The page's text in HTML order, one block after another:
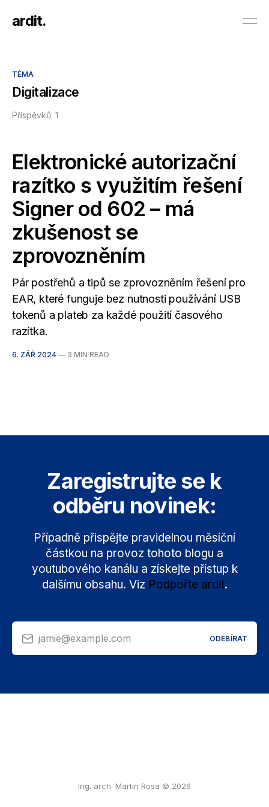
ardit.
TÉMA
Digitalizace
Příspěvků: 1
Elektronické autorizační
razítko s využitím řešení
Signer od 602 – má
zkušenost se
zprovozněním
Pár postřehů a tipů se zprovozněním řešení pro
EAR, které funguje bez nutnosti používání USB
tokenů a plateb za každé použití časového
razítka.
6. ZÁŘ 2024 — 3 MIN READ
Zaregistrujte se k
odběru novinek:
Případně přispějte pravidelnou měsíční
částkou na provoz tohoto blogu a
youtubového kanálu a získejte přístup k
dalšímu obsahu. Viz Podpořte ardit.
jamie@example.com ODEBÍRAT
Ing. arch. Martin Rosa © 2026